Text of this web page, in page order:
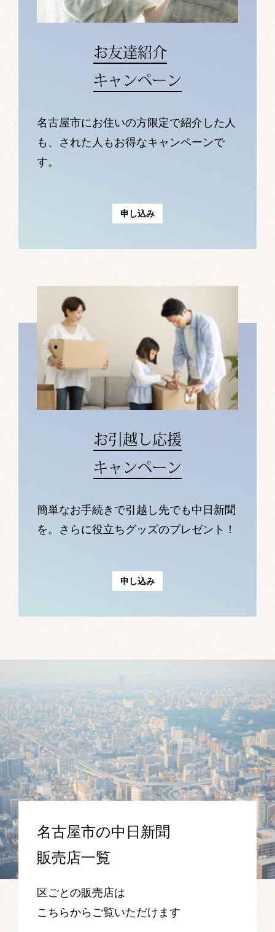
お友達紹介
キャンペーン
名古屋市にお住いの方限定で紹介した人
も、された人もお得なキャンペーンで
す。
申し込み
お引越し応援
キャンペーン
簡単なお手続きで引越し先でも中日新聞
を。さらに役立ちグッズのプレゼント！
申し込み
名古屋市の中日新聞
販売店一覧
区ごとの販売店は
こちらからご覧いただけます